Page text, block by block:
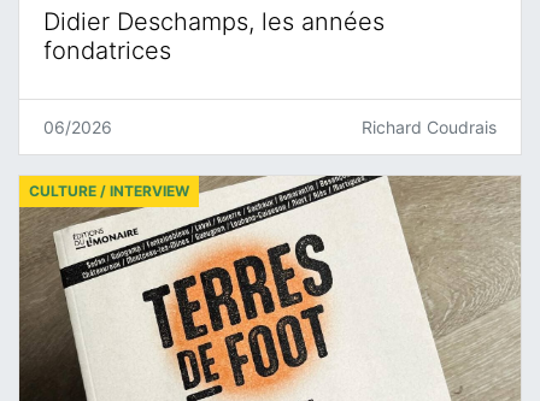
Didier Deschamps, les années
fondatrices
06/2026 Richard Coudrais
CULTURE / INTERVIEW